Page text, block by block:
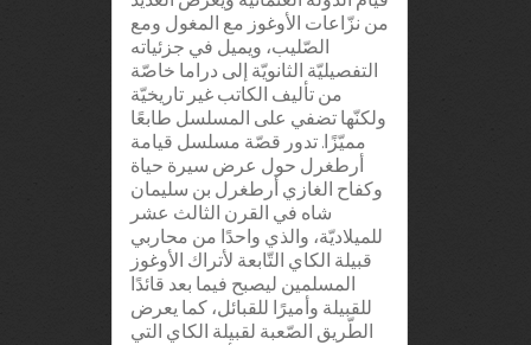
من نزّاعات الأوغوز مع المغول ومع
الصّليب، ويميل في جزئياته
التفصيليّة الثانويّة إلى دراما خاصّة
من تأليف الكاتب غير تاريخيّة
ولكنّها تضفي على المسلسل طابعًا
مميّزًا. تدور قصّة مسلسل قيامة
أرطغرل حول عرض سيرة حياة
وكفاح الغازي أرطغرل بن سليمان
شاه في القرن الثالث عشر
للميلاديّة، والذي واحدًا من محاربي
قبيلة الكاي التّابعة لأتراك الأوغوز
المسلمين ليصبح فيما بعد قائدًا
للقبيلة وأميرًا للقبائل، كما يعرض
الطّريق الصّعبة لقبيلة الكاي التي